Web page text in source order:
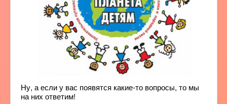
Ну, а если у вас появятся какие-то вопросы, то мы
на них ответим!